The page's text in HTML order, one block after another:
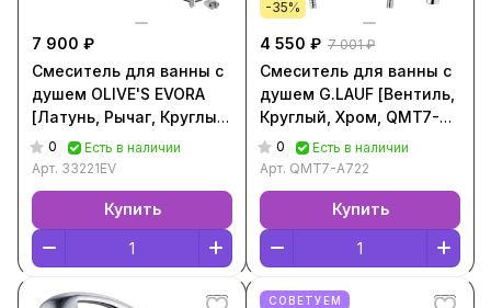
7 900 ₽
Смеситель для ванны с
душем OLIVE'S EVORA
[Латунь, Рычаг, Круглый,
Хром, 33221EV]
0
Есть в наличии
Арт. 33221EV
Купить
-35%
4 550 ₽ 7 001 ₽
Смеситель для ванны с
душем G.LAUF [Вентиль,
Круглый, Хром, QMT7-
A722]
0
Есть в наличии
Арт. QMT7-A722
Купить
СОВЕТУЕМ